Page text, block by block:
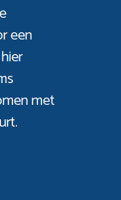
een
met